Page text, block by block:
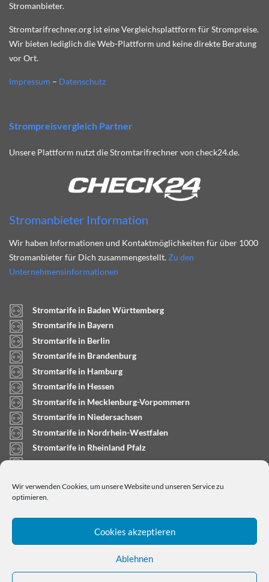
Wir verwenden Cookies, um unsere Website und unseren Service zu
optimieren.
Cookies akzeptieren
Ablehnen
Stromanbieter.
Stromtarifrechner.org ist eine Vergleichsplattform für Strompreise.
Wir bieten lediglich die Web-Plattform und keine direkte Beratung
vor Ort.
Impressum – Datenschutz
Strompreisvergleich Partner
Unsere Plattform nutzt die Stromtarifrechner von check24.de.
Stromanbieter Information
Wir haben Informationen und Kontaktmöglichkeiten für über 1000
Stromanbieter für Dich zusammengestellt. Zu den
Unternehmensinformationen
Stromtarife in Baden Württemberg
Stromtarife in Bayern
Stromtarife in Berlin
Stromtarife in Brandenburg
Stromtarife in Hamburg
Stromtarife in Hessen
Stromtarife in Mecklenburg-Vorpommern
Stromtarife in Niedersachsen
Stromtarife in Nordrhein-Westfalen
Stromtarife in Rheinland Pfalz
Stromtarife in Saarland
Stromtarife in Schleswig-Holstein